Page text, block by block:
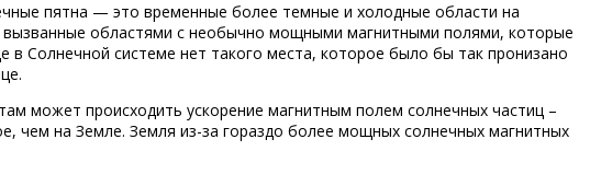
пятна — это временные более темные и холодные области на
областями с необычно мощными магнитными полями, которые
в Солнечной системе нет такого места, которое было бы так пронизано
может происходить ускорение магнитным полем солнечных частиц –
чем на Земле. Земля из-за гораздо более мощных солнечных магнитных